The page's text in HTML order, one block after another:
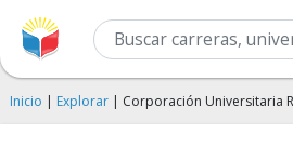
Inicio | Explorar | Corporación Universitaria